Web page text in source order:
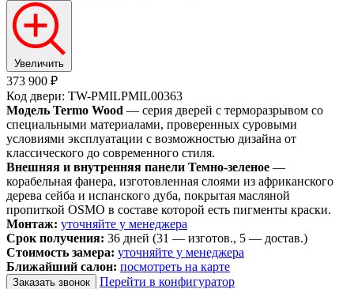
Увеличить
373 900 ₽
Код двери: TW-PMILPMIL00363
Модель Termo Wood — серия дверей с терморазрывом со
специальными материалами, проверенных суровыми
условиями эксплуатации с возможностью дизайна от
классического до современного стиля.
Внешняя и внутренняя панели Темно-зеленое —
корабельная фанера, изготовленная слоями из африканского
дерева сейба и испанского дуба, покрытая масляной
пропиткой OSMO в составе которой есть пигменты краски.
Монтаж: уточняйте у менеджера
Срок получения: 36 дней (31 — изготов., 5 — достав.)
Стоимость замера: уточняйте у менеджера
Ближайший салон: посмотреть на карте
Заказать звонок
Перейти в конфигуратор